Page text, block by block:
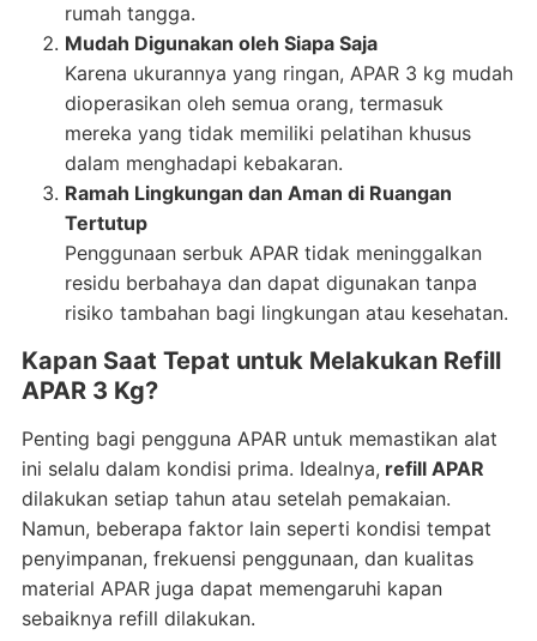
rumah tangga.
Mudah Digunakan oleh Siapa Saja
Karena ukurannya yang ringan, APAR 3 kg mudah
dioperasikan oleh semua orang, termasuk
mereka yang tidak memiliki pelatihan khusus
dalam menghadapi kebakaran.
Ramah Lingkungan dan Aman di Ruangan
Tertutup
Penggunaan serbuk APAR tidak meninggalkan
residu berbahaya dan dapat digunakan tanpa
risiko tambahan bagi lingkungan atau kesehatan.
Kapan Saat Tepat untuk Melakukan Refill
APAR 3 Kg?
Penting bagi pengguna APAR untuk memastikan alat
ini selalu dalam kondisi prima. Idealnya, refill APAR
dilakukan setiap tahun atau setelah pemakaian.
Namun, beberapa faktor lain seperti kondisi tempat
penyimpanan, frekuensi penggunaan, dan kualitas
material APAR juga dapat memengaruhi kapan
sebaiknya refill dilakukan.